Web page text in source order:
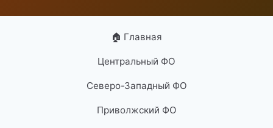
🏠 Главная
Центральный ФО
Северо-Западный ФО
Приволжский ФО